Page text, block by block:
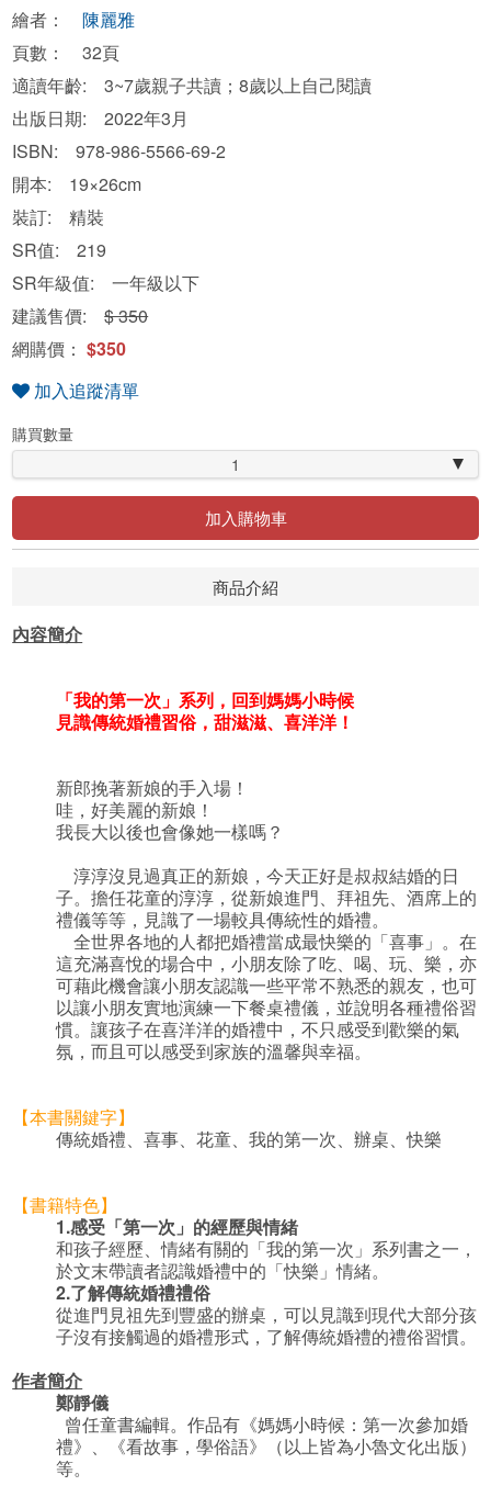
繪者：陳麗雅
頁數： 32頁
適讀年齡: 3~7歲親子共讀；8歲以上自己閱讀
出版日期: 2022年3月
ISBN: 978-986-5566-69-2
開本: 19×26cm
裝訂: 精裝
SR值: 219
SR年級值: 一年級以下
建議售價:$ 350
網購價：$350
加入追蹤清單
購買數量
1
加入購物車
商品介紹
內容簡介
「我的第一次」系列，回到媽媽小時候
見識傳統婚禮習俗，甜滋滋、喜洋洋！
新郎挽著新娘的手入場！
哇，好美麗的新娘！
我長大以後也會像她一樣嗎？
淳淳沒見過真正的新娘，今天正好是叔叔結婚的日
子。擔任花童的淳淳，從新娘進門、拜祖先、酒席上的
禮儀等等，見識了一場較具傳統性的婚禮。
全世界各地的人都把婚禮當成最快樂的「喜事」。在
這充滿喜悅的場合中，小朋友除了吃、喝、玩、樂，亦
可藉此機會讓小朋友認識一些平常不熟悉的親友，也可
以讓小朋友實地演練一下餐桌禮儀，並說明各種禮俗習
慣。讓孩子在喜洋洋的婚禮中，不只感受到歡樂的氣
氛，而且可以感受到家族的溫馨與幸福。
【本書關鍵字】
傳統婚禮、喜事、花童、我的第一次、辦桌、快樂
【書籍特色】
1.感受「第一次」的經歷與情緒
和孩子經歷、情緒有關的「我的第一次」系列書之一，
於文末帶讀者認識婚禮中的「快樂」情緒。
2.了解傳統婚禮禮俗
從進門見祖先到豐盛的辦桌，可以見識到現代大部分孩
子沒有接觸過的婚禮形式，了解傳統婚禮的禮俗習慣。
作者簡介
鄭靜儀
曾任童書編輯。作品有《媽媽小時候：第一次參加婚
禮》、《看故事，學俗語》（以上皆為小魯文化出版）
等。